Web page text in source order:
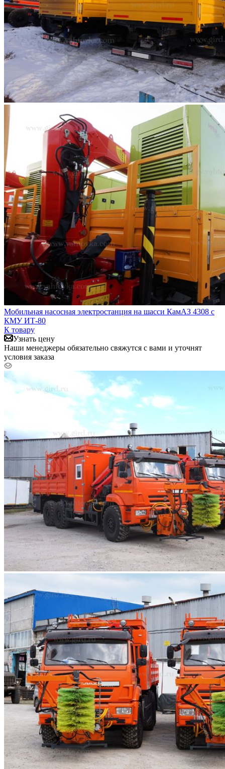
Мобильная насосная электростанция на шасси КамАЗ 4308 с
КМУ ИТ-80
К товару
Узнать цену
Наши менеджеры обязательно свяжутся с вами и уточнят
условия заказа